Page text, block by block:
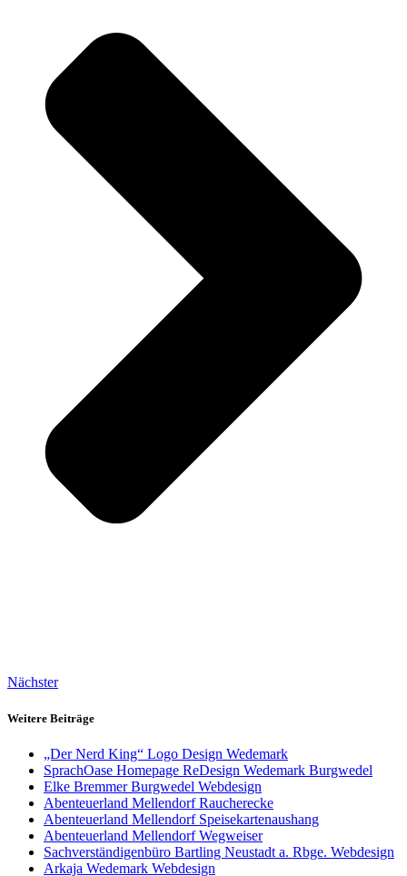
Nächster
Weitere Beiträge
„Der Nerd King“ Logo Design Wedemark
SprachOase Homepage ReDesign Wedemark Burgwedel
Elke Bremmer Burgwedel Webdesign
Abenteuerland Mellendorf Raucherecke
Abenteuerland Mellendorf Speisekartenaushang
Abenteuerland Mellendorf Wegweiser
Sachverständigenbüro Bartling Neustadt a. Rbge. Webdesign
Arkaja Wedemark Webdesign